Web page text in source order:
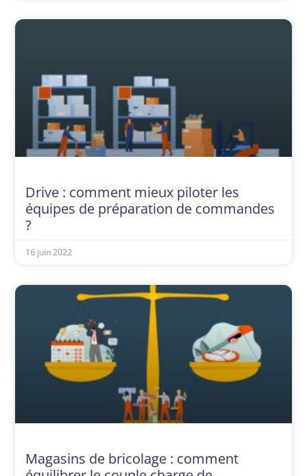
Drive : comment mieux piloter les
équipes de préparation de commandes
?
16 juin 2022
Magasins de bricolage : comment